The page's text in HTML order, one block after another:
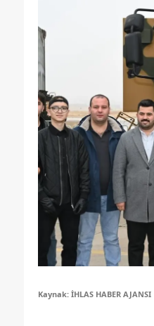
Kaynak: İHLAS HABER AJANSI